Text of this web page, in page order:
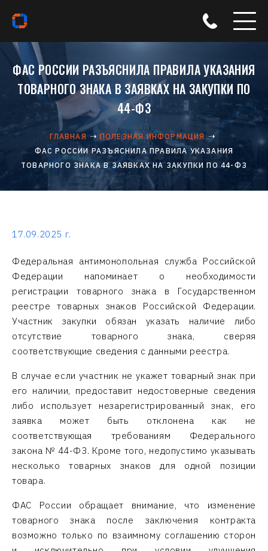
ФАС РОССИИ РАЗЪЯСНИЛА ПРАВИЛА УКАЗАНИЯ
ТОВАРНОГО ЗНАКА В ЗАЯВКАХ НА ЗАКУПКИ ПО
44-ФЗ
ГЛАВНАЯ
ПОЛЕЗНАЯ ИНФОРМАЦИЯ
ФАС РОССИИ РАЗЪЯСНИЛА ПРАВИЛА УКАЗАНИЯ
ТОВАРНОГО ЗНАКА В ЗАЯВКАХ НА ЗАКУПКИ ПО 44-ФЗ
17.09.2025 г.
Федеральная антимонопольная служба Российской
Федерации напоминает о необходимости
регистрации товарного знака в Государственном
реестре товарных знаков Российской Федерации.
Участник закупки обязан указать наличие либо
отсутствие товарного знака, сверяя
соответствующие сведения с данными реестра.
В случае если участник не укажет товарный знак при
его наличии, предоставит недостоверные сведения
либо использует незарегистрированный знак, его
заявка может быть отклонена как не
соответствующая требованиям Федерального
закона № 44-ФЗ. Кроме того, недопустимо указывать
несколько товарных знаков для одной позиции
товара.
ФАС России обращает внимание, что изменение
товарного знака после заключения контракта
возможно только по взаимному соглашению сторон